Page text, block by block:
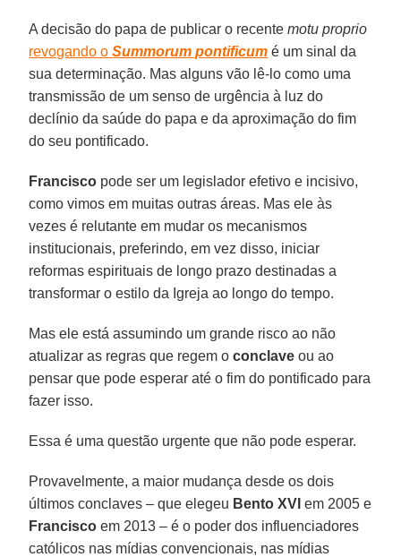
A decisão do papa de publicar o recentemotu proprio
revogando oSummorum pontificum é um sinal da
sua determinação. Mas alguns vão lê-lo como uma
transmissão de um senso de urgência à luz do
declínio da saúde do papa e da aproximação do fim
do seu pontificado.
Francisco pode ser um legislador efetivo e incisivo,
como vimos em muitas outras áreas. Mas ele às
vezes é relutante em mudar os mecanismos
institucionais, preferindo, em vez disso, iniciar
reformas espirituais de longo prazo destinadas a
transformar o estilo da Igreja ao longo do tempo.
Mas ele está assumindo um grande risco ao não
atualizar as regras que regem oconclave ou ao
pensar que pode esperar até o fim do pontificado para
fazer isso.
Essa é uma questão urgente que não pode esperar.
Provavelmente, a maior mudança desde os dois
últimos conclaves – que elegeu Bento XVI em 2005 e
Francisco em 2013 – é o poder dos influenciadores
católicos nas mídias convencionais, nas mídias